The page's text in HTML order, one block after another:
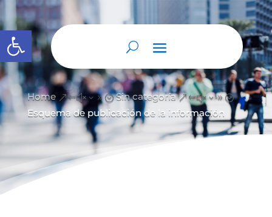
Abrir barra de herramientas
Home &#x39; Sin categoría &#x39;
Esquema de publicación de la información